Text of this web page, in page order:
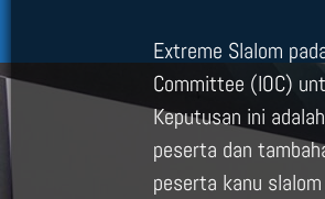
Extreme Slalom
Committee (IOC)
Keputusan ini
peserta dan
peserta kanu